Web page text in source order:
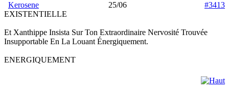
Kerosene 25/06
#3413
EXISTENTIELLE
Et Xanthippe Insista Sur Ton Extraordinaire Nervosité Trouvée
Insupportable En La Louant Énergiquement.
ENERGIQUEMENT